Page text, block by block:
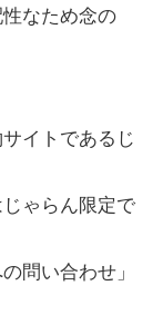
なため念の
イトであるじ
ゃらん限定で
問い合わせ」